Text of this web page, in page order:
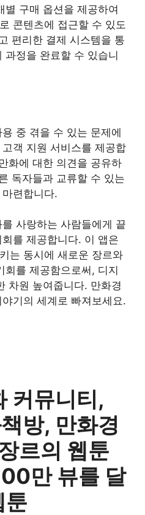
별 구매 옵션을 제공하여
콘텐츠에 접근할 수 있도
편리한 결제 시스템을 통
과정을 완료할 수 있습니
중 겪을 수 있는 문제에
객 지원 서비스를 제공합
화에 대한 의견을 공유하
독자들과 교류할 수 있는
련합니다.
사랑하는 사람들에게 끝
를 제공합니다. 이 앱은
는 동시에 새로운 장르와
회를 제공함으로써, 디지
차원 높여줍니다. 만화경
기의 세계로 빠져보세요.
커뮤니티,
방, 만화경
르의 웹툰
만 뷰를 달
툰